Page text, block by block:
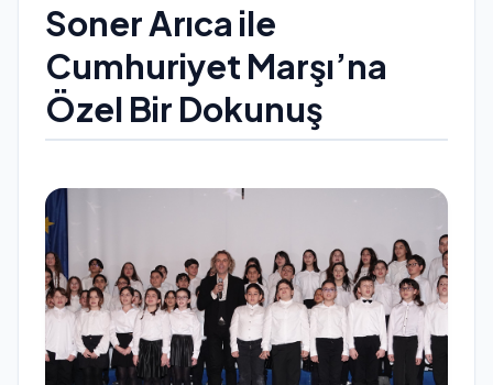
Soner Arıca ile
Cumhuriyet Marşı’na
Özel Bir Dokunuş